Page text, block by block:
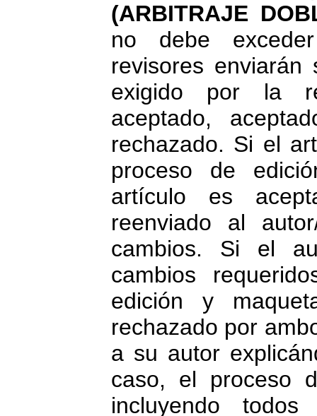
(ARBITRAJE
no debe
revisores
exigido por la
aceptado,
rechazado. Si el
proceso de
artículo es
reenviado al
cambios. Si el
cambios
edición y
rechazado por
a su autor
caso, el proceso
incluyendo